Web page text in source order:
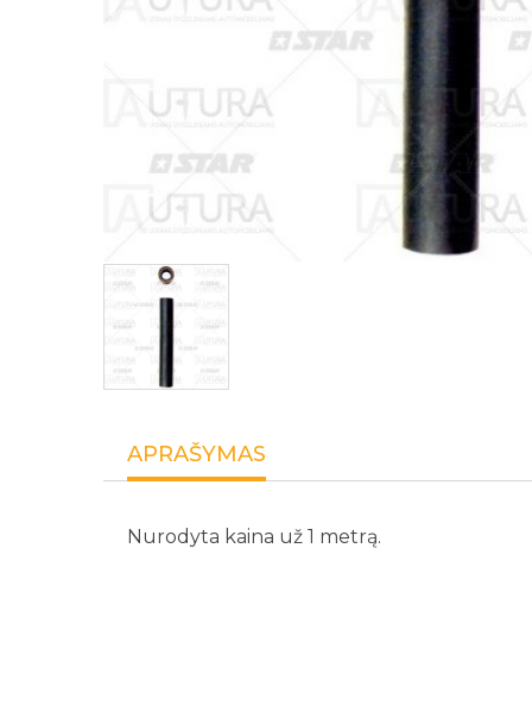
APRAŠYMAS
Nurodyta kaina už 1 metrą.